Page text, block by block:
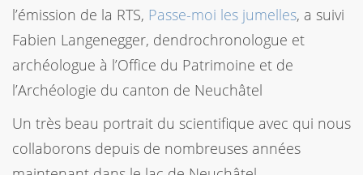
l’émission de la RTS, Passe-moi les jumelles, a suivi
Fabien Langenegger, dendrochronologue et
archéologue à l’Office du Patrimoine et de
l’Archéologie du canton de Neuchâtel
Un très beau portrait du scientifique avec qui nous
collaborons depuis de nombreuses années